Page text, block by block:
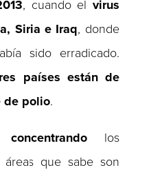
, cuando el virus
Siria e Iraq, donde
sido erradicado.
países están de
de polio.
concentrandolos
que sabe son